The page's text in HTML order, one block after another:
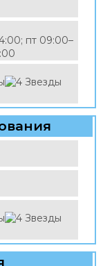
пт 09:00–